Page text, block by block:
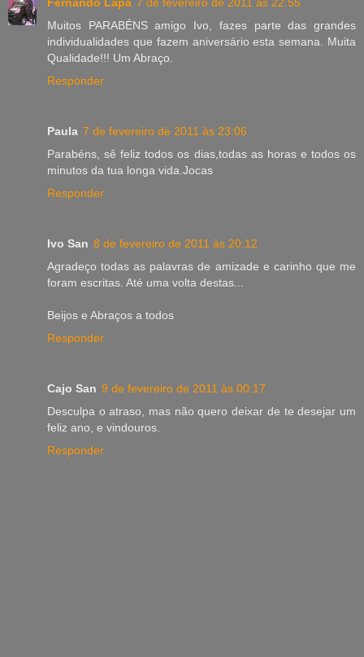
Muitos PARABÉNS amigo Ivo, fazes parte das grandes
individualidades que fazem aniversário esta semana. Muita
Qualidade!!! Um Abraço.
Responder
Paula 7 de fevereiro de 2011 às 23:06
Parabéns, sê feliz todos os dias,todas as horas e todos os
minutos da tua longa vida.Jocas
Responder
Ivo San 8 de fevereiro de 2011 às 20:12
Agradeço todas as palavras de amizade e carinho que me
foram escritas. Até uma volta destas...
Beijos e Abraços a todos
Responder
Cajo San 9 de fevereiro de 2011 às 00:17
Desculpa o atraso, mas não quero deixar de te desejar um
feliz ano, e vindouros.
Responder